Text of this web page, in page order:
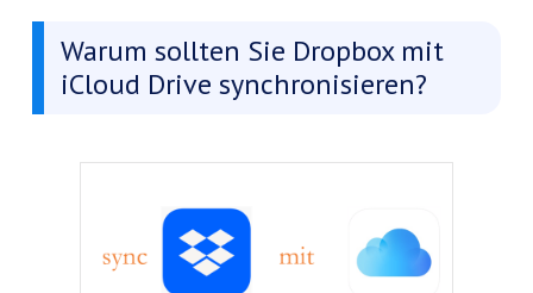
Warum sollten Sie Dropbox mit
iCloud Drive synchronisieren?